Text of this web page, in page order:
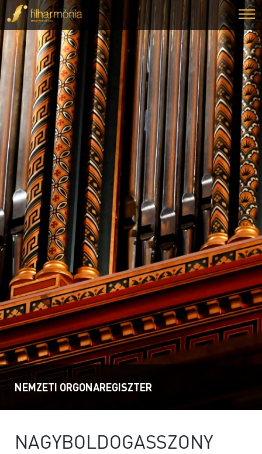
NEMZETI ORGONAREGISZTER
NAGYBOLDOGASSZONY